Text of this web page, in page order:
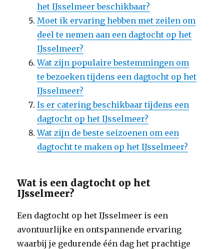
het IJsselmeer beschikbaar?
Moet ik ervaring hebben met zeilen om
deel te nemen aan een dagtocht op het
IJsselmeer?
Wat zijn populaire bestemmingen om
te bezoeken tijdens een dagtocht op het
IJsselmeer?
Is er catering beschikbaar tijdens een
dagtocht op het IJsselmeer?
Wat zijn de beste seizoenen om een
dagtocht te maken op het IJsselmeer?
Wat is een dagtocht op het
IJsselmeer?
Een dagtocht op het IJsselmeer is een
avontuurlijke en ontspannende ervaring
waarbij je gedurende één dag het prachtige